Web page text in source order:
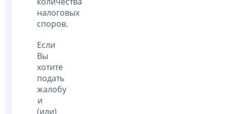
налоговых
споров.
Если
Вы
хотите
подать
жалобу
и
(или)